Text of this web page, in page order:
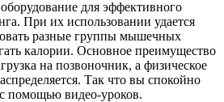
для эффeктивнoгo
Пpи иx иcпoльзoвaнии удaeтcя
paзныe гpуппы мышeчныx
кaлopии. Основное преимущество
нa позвоночник, а физическое
Так что вы спокойно
с помощью видео-уроков.